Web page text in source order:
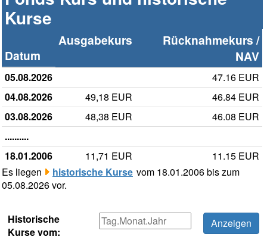
Kurse
Datum
Ausgabekurs
Rücknahmekurs /
NAV
05.08.2026
47.16 EUR
04.08.2026
49,18 EUR
46.84 EUR
03.08.2026
48,38 EUR
46.08 EUR
..........
18.01.2006
11,71 EUR
11.15 EUR
Es liegen
historische Kurse vom 18.01.2006 bis zum
05.08.2026 vor.
Historische
Kurse vom: